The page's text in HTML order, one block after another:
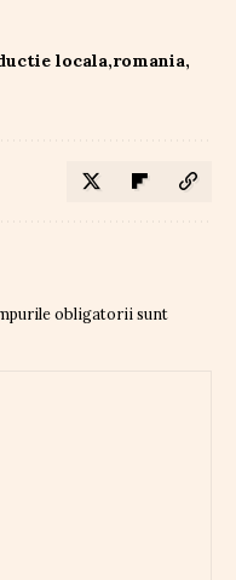
locala romania
obligatorii sunt